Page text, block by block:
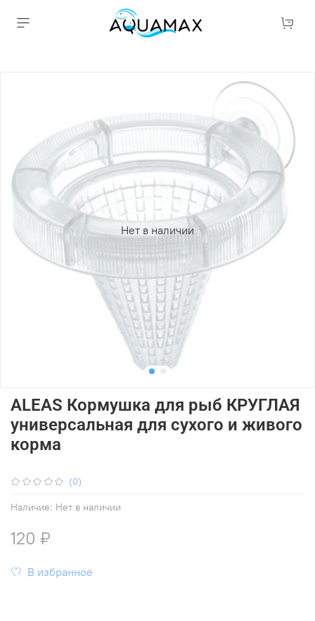
Нет в наличии
(0)
Наличие: Нет в наличии
ALEAS Кормушка для рыб КРУГЛАЯ
универсальная для сухого и живого
корма
120 ₽
В избранное